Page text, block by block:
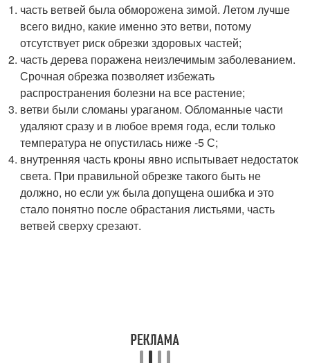
часть ветвей была обморожена зимой. Летом лучше
всего видно, какие именно это ветви, потому
отсутствует риск обрезки здоровых частей;
часть дерева поражена неизлечимым заболеванием.
Срочная обрезка позволяет избежать
распространения болезни на все растение;
ветви были сломаны ураганом. Обломанные части
удаляют сразу и в любое время года, если только
температура не опустилась ниже -5 С;
внутренняя часть кроны явно испытывает недостаток
света. При правильной обрезке такого быть не
должно, но если уж была допущена ошибка и это
стало понятно после обрастания листьями, часть
ветвей сверху срезают.